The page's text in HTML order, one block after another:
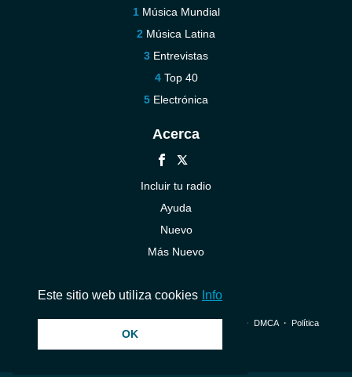
Música Mundial
Música Latina
Entrevistas
Top 40
Electrónica
Acerca
Incluir tu radio
Ayuda
Nuevo
Más Nuevo
© 2026 InstantAudio. Reservados todos los derechos. ・ DMCA・ Política
Este sitio web utiliza cookies Info
OK